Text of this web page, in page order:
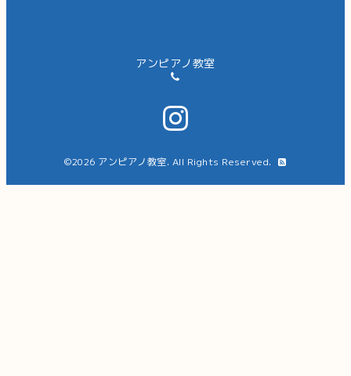
アンピアノ教室
©2026 アンピアノ教室. All Rights Reserved.